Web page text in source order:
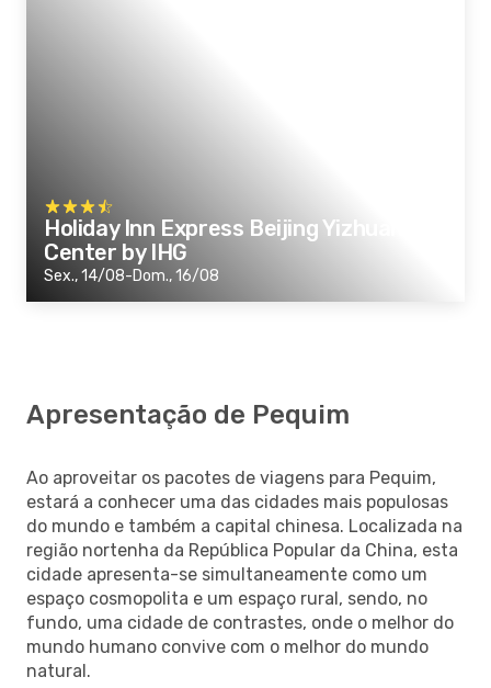
Holiday Inn Express Beijing Yizhuang
Center by IHG
Sex., 14/08-Dom., 16/08
Apresentação de Pequim
Ao aproveitar os pacotes de viagens para Pequim,
estará a conhecer uma das cidades mais populosas
do mundo e também a capital chinesa. Localizada na
região nortenha da República Popular da China, esta
cidade apresenta-se simultaneamente como um
espaço cosmopolita e um espaço rural, sendo, no
fundo, uma cidade de contrastes, onde o melhor do
mundo humano convive com o melhor do mundo
natural.